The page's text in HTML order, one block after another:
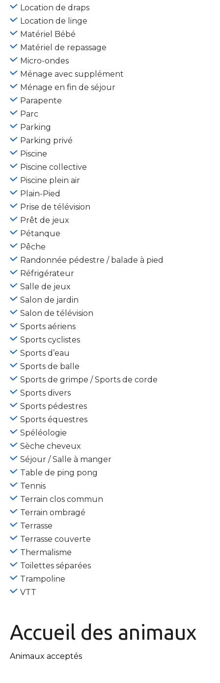
Location de draps
Location de linge
Matériel Bébé
Matériel de repassage
Micro-ondes
Ménage avec supplément
Ménage en fin de séjour
Parapente
Parc
Parking
Parking privé
Piscine
Piscine collective
Piscine plein air
Plain-Pied
Prise de télévision
Prêt de jeux
Pétanque
Pêche
Randonnée pédestre / balade à pied
Réfrigérateur
Salle de jeux
Salon de jardin
Salon de télévision
Sports aériens
Sports cyclistes
Sports d’eau
Sports de balle
Sports de grimpe / Sports de corde
Sports divers
Sports pédestres
Sports équestres
Spéléologie
Sèche cheveux
Séjour / Salle à manger
Table de ping pong
Tennis
Terrain clos commun
Terrain ombragé
Terrasse
Terrasse couverte
Thermalisme
Toilettes séparées
Trampoline
VTT
Accueil des animaux
Animaux acceptés